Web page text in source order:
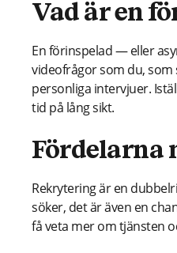
Vad är en
En förinspelad — eller
videofrågor som du, som
personliga intervjuer.
tid på lång sikt.
Fördelarna
Rekrytering är en
söker, det är även en
få veta mer om tjänsten